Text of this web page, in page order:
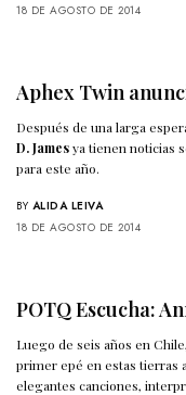
18 DE AGOSTO DE 2014
Aphex Twin
Después de una larga
D. Jamesya tienen noticias
para este año.
BY ALIDA LEIVA
18 DE AGOSTO DE 2014
POTQ Escucha:
Luego de seis años en
primer epé en estas tierras
elegantes canciones,